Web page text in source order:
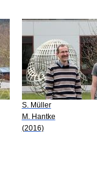
S. Müller
M. Hantke
(2016)